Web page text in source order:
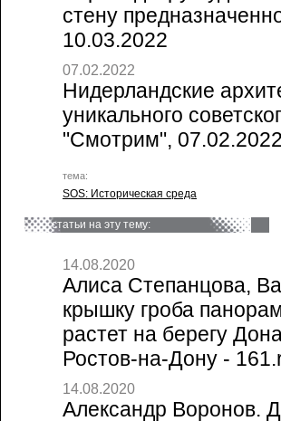
стену
10.03.2022
07.02.2022
Нидерландские
уникального
"Смотрим", 07.02.2022
тема:
SOS: Историческая среда
статьи на эту тему:
14.08.2020
Алиса Степанцова,
крышку гроба
растет на берегу
Ростов-на-Дону -
14.08.2020
Александр Воронов.